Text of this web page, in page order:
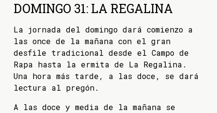
DOMINGO 31: LA REGALINA
La jornada del domingo dará comienzo a
las once de la mañana con el gran
desfile tradicional desde el Campo de
Rapa hasta la ermita de La Regalina.
Una hora más tarde, a las doce, se dará
lectura al pregón.
A las doce y media de la mañana se